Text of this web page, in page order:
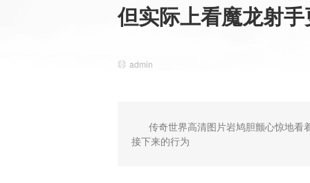
但实际上看魔龙射
admin
传奇世界高清图片岩鸠胆颤心惊地
接下来的行为